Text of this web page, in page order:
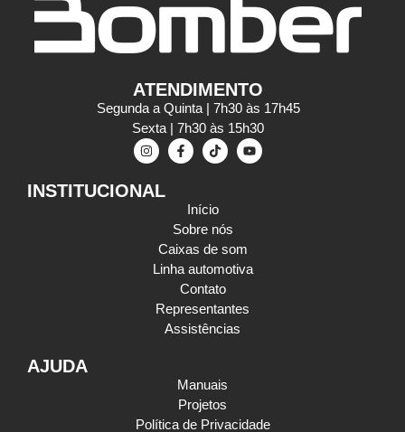
ATENDIMENTO
Segunda a Quinta | 7h30 às 17h45
Sexta | 7h30 às 15h30
INSTITUCIONAL
Início
Sobre nós
Caixas de som
Linha automotiva
Contato
Representantes
Assistências
AJUDA
Manuais
Projetos
Política de Privacidade